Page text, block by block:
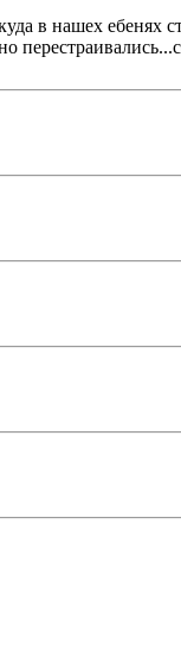
в нашех ебенях